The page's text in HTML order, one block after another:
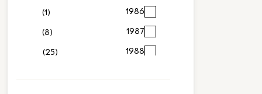
1986
(1)
1987
(8)
1988
(25)